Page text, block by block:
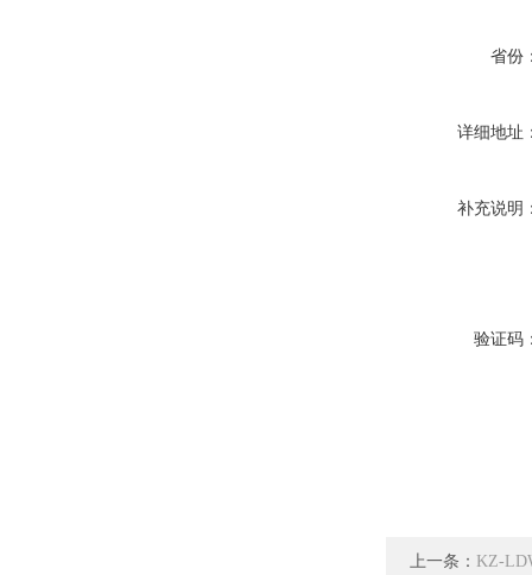
省份
详细地址
补充说明
验证码
上一条： KZ-